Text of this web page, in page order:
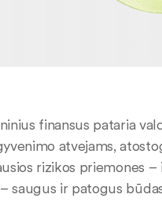
finansus pataria
atvejams,
rizikos priemones
saugus ir patogus